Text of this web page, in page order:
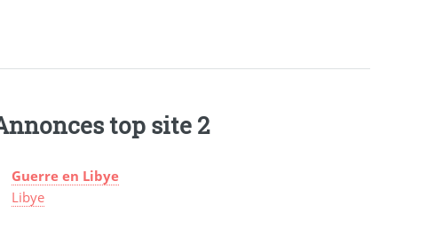
top site 2
Guerre en Libye
Libye